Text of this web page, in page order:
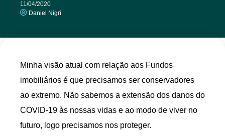
11/04/2020
Daniel Nigri
Minha visão atual com relação aos Fundos
imobiliários é que precisamos ser conservadores
ao extremo. Não sabemos a extensão dos danos do
COVID-19 às nossas vidas e ao modo de viver no
futuro, logo precisamos nos proteger.